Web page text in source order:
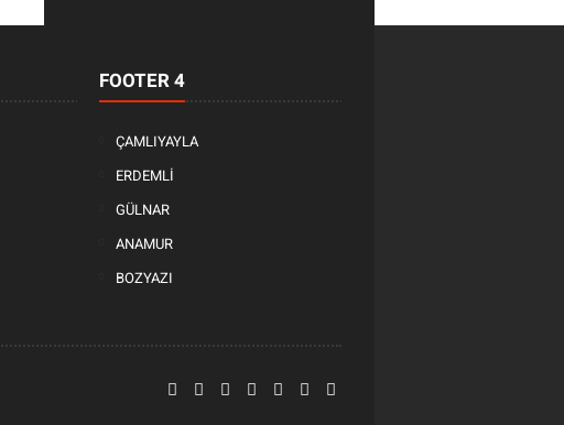
FOOTER 4
ÇAMLIYAYLA
ERDEMLİ
GÜLNAR
ANAMUR
BOZYAZI